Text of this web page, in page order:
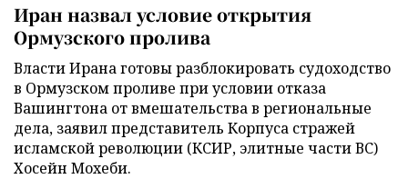
Иран назвал условие открытия
Ормузского пролива
Власти Ирана готовы разблокировать судоходство
в Ормузском проливе при условии отказа
Вашингтона от вмешательства в региональные
дела, заявил представитель Корпуса стражей
исламской революции (КСИР, элитные части ВС)
Хосейн Мохеби.